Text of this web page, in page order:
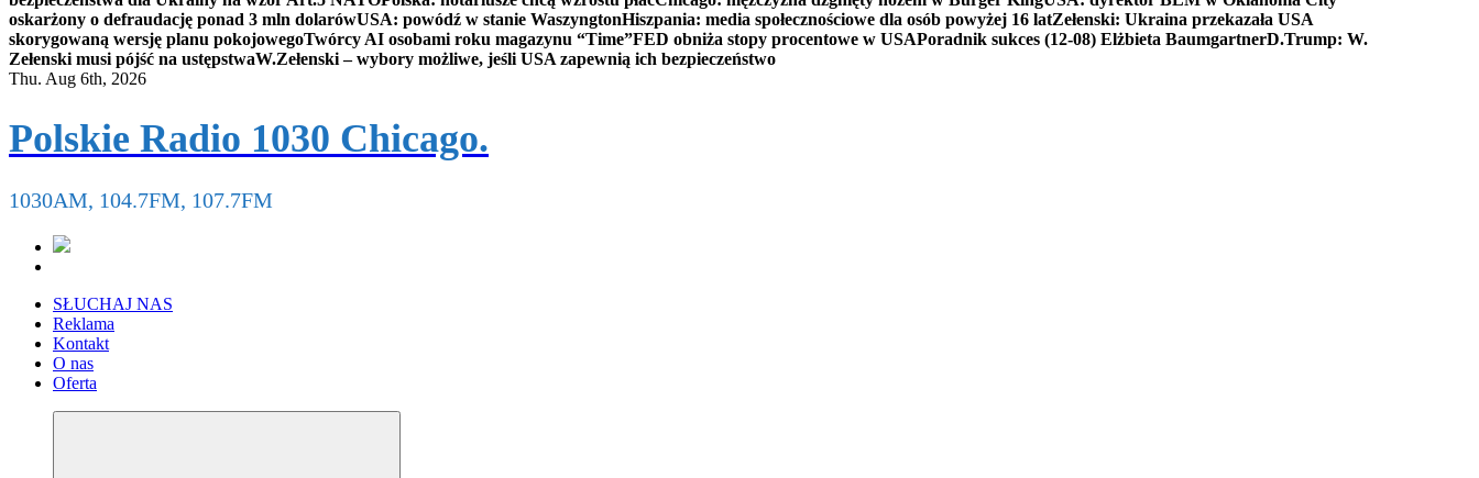
oskarżony o defraudację ponad 3 mln dolarówUSA: powódź w stanie WaszyngtonHiszpania: media społecznościowe dla osób powyżej 16 latZełenski: Ukraina przekazała USA
skorygowaną wersję planu pokojowegoTwórcy AI osobami roku magazynu “Time”FED obniża stopy procentowe w USAPoradnik sukces (12-08) Elżbieta BaumgartnerD.Trump: W.
Zełenski musi pójść na ustępstwaW.Zełenski – wybory możliwe, jeśli USA zapewnią ich bezpieczeństwo
Thu. Aug 6th, 2026
Polskie Radio 1030 Chicago.
1030AM, 104.7FM, 107.7FM
SŁUCHAJ NAS
Reklama
Kontakt
O nas
Oferta